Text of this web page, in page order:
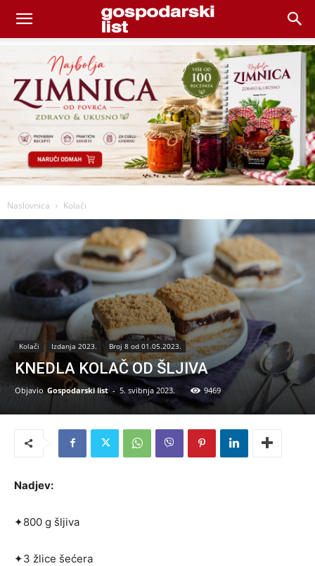
Naslovnica Kolači
Kolači Izdanja 2023. Broj 8 od 01.05.2023.
KNEDLA KOLAČ OD ŠLJIVA
Objavio Gospodarski list - 5. svibnja 2023. 9469
Nadjev:
✦800 g šljiva
✦3 žlice šećera